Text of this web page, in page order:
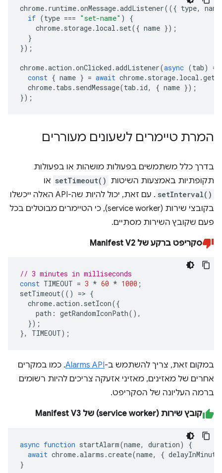
chrome. runtime.onMessage.addListener(({ type,
name
if (type === "set-name" )
{
chrome. storage. local . set({ name });
}
});
chrome.action .onClicked .addListener(async (tab)
=>
const { name } = await chrome. storage. local .get
chrome. tabs . sendMessage(tab . id, { name });
});
המרת טיימרים לשעונים מעוררים
בדרך כלל משתמשים בפעולות מושהות או בפעולות
תקופתיות באמצעות השיטות setTimeout() או
setInterval()
. עם זאת, יכול להיות שה-API האלה ייכשלו
בקובצי שירות (service worker), כי הטיימרים מבוטלים בכל
פעם שקובץ השירות מסתיים.
סקריפט ברקע של Manifest V2
// 3 minutes in milliseconds
const TIMEOUT = 3 * 60 * 1000 ;
setTimeout(() => {
chrome.action . setIcon({
path : getRandomIconPath(),
});
},
TIMEOUT);
במקום זאת, צריך להשתמש ב-Alarms API. כמו במקרים
אחרים של מאזינים, מאזיני אזעקה צריכים להיות רשומים
ברמה העליונה של הסקריפט.
קובץ שירות (service worker) של Manifest V3
async function startAlarm(name, duration)
{
await chrome.alarms .create(name, {
}